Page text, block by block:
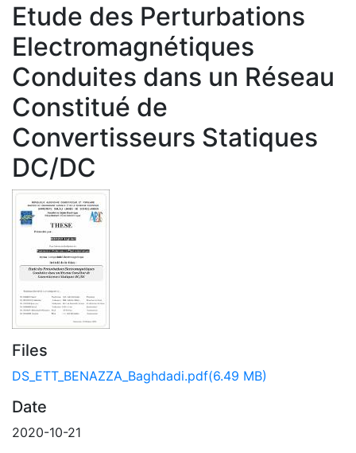
Etude des Perturbations
Electromagnétiques
Conduites dans un Réseau
Constitué de
Convertisseurs Statiques
DC/DC
Files
DS_ETT_BENAZZA_Baghdadi.pdf(6.49 MB)
Date
2020-10-21